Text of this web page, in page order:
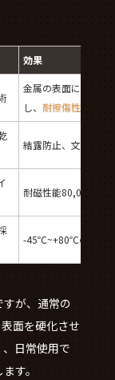
効果
金属の表面にセラミ
し、 耐擦傷性を高め
結露防止、文字盤の
耐磁性能80,000A/m
-45℃~+80℃の温度
が、通常の
面を硬化させ
日常使用で
す。